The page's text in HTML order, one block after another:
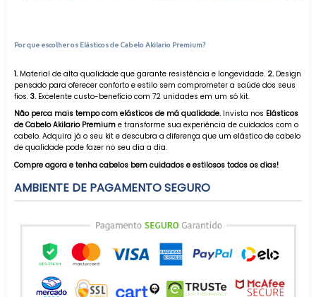
Por que escolher os Elásticos de Cabelo Akilario Premium?
1. Material de alta qualidade que garante resistência e longevidade. 2. Design
pensado para oferecer conforto e estilo sem comprometer a saúde dos seus
fios. 3. Excelente custo-benefício com 72 unidades em um só kit.
Não perca mais tempo com elásticos de má qualidade. Invista nos Elásticos
de Cabelo Akilario Premium e transforme sua experiência de cuidados com o
cabelo. Adquira já o seu kit e descubra a diferença que um elástico de cabelo
de qualidade pode fazer no seu dia a dia.
Compre agora e tenha cabelos bem cuidados e estilosos todos os dias!
AMBIENTE DE PAGAMENTO SEGURO